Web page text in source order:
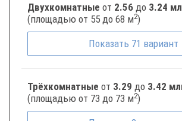
Двухкомнатные от 2.56 до 3.24
(площадью от 55 до 68 м2)
Показать 71 вариант
Трёхкомнатные от 3.29 до 3.42
(площадью от 73 до 73 м2)